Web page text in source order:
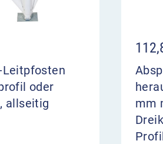
Leitpfosten
oder
allseitig
mm